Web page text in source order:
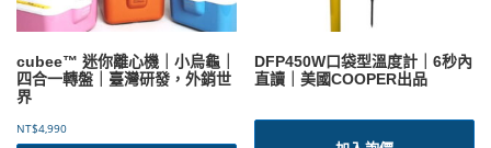
cubee™ 迷你離心機｜小烏龜｜
四合一轉盤｜臺灣研發，外銷世
界
NT$4,990
DFP450W口袋型溫度計｜6秒內
直讀｜美國COOPER出品